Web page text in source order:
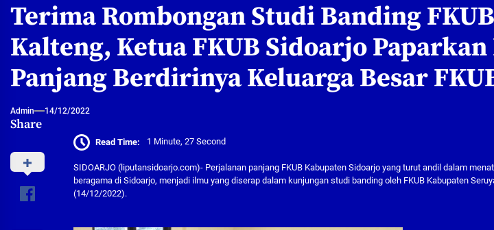
Terima Rombongan Studi Banding
Kalteng, Ketua FKUB Sidoarjo
Panjang Berdirinya Keluarga Besar
Admin 14/12/2022
Share
Read Time: 1 Minute, 27 Second
SIDOARJO (liputansidoarjo.com)- Perjalanan panjang FKUB Kabupaten Sidoarjo yang turut andil dalam
beragama di Sidoarjo, menjadi ilmu yang diserap dalam kunjungan studi banding oleh FKUB Kabupaten
(14/12/2022).